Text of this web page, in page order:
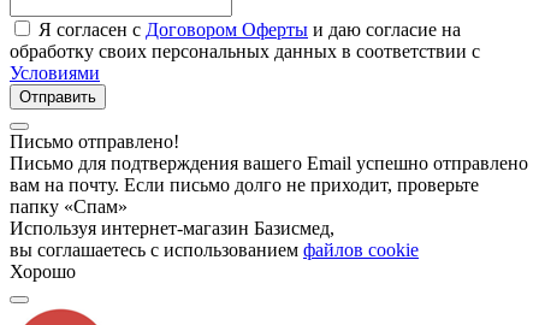
Я согласен с Договором Оферты и даю согласие на
обработку своих персональных данных в соответствии с
Условиями
Отправить
Письмо отправлено!
Письмо для подтверждения вашего Email успешно отправлено
вам на почту. Если письмо долго не приходит, проверьте
папку «Спам»
Используя интернет-магазин Базисмед,
вы соглашаетесь с использованием файлов cookie
Хорошо